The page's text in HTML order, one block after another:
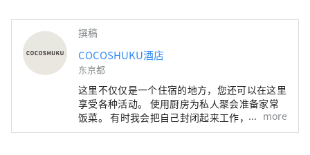
撰稿
COCOSHUKU酒店
东京都
这里不仅仅是一个住宿的地方，您还可以在这里
享受各种活动。 使用厨房为私人聚会准备家常
饭菜。 有时我会把自己封闭起来工作，或者放
松一下，看看书。 与家人、朋友，甚至独自一
more